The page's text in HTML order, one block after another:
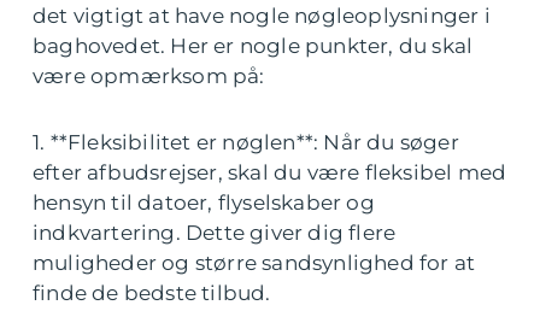
det vigtigt at have nogle nøgleoplysninger i
baghovedet. Her er nogle punkter, du skal
være opmærksom på:
1. **Fleksibilitet er nøglen**: Når du søger
efter afbudsrejser, skal du være fleksibel med
hensyn til datoer, flyselskaber og
indkvartering. Dette giver dig flere
muligheder og større sandsynlighed for at
finde de bedste tilbud.